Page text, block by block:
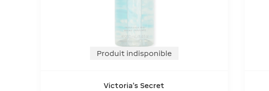
Produit indisponible
Victoria's Secret